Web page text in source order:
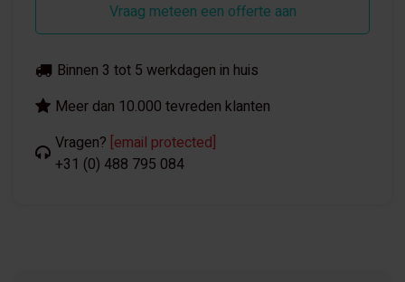
Vraag meteen een offerte aan
Binnen 3 tot 5 werkdagen in huis
Meer dan 10.000 tevreden klanten
Vragen? [email protected]
+31 (0) 488 795 084